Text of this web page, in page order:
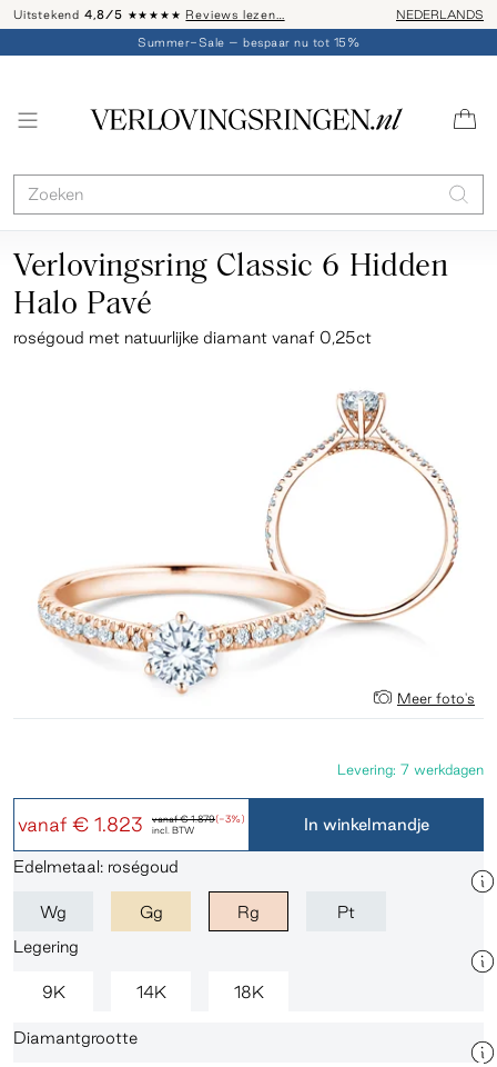
Uitstekend 4,8/5 ★★★★★ Reviews lezen… Advies: 020 -
NEDERLANDS
Summer-Sale – bespaar nu tot 15%
Verlovingsring Classic 6 Hidden
Halo Pavé
roségoud met natuurlijke diamant vanaf 0,25ct
Meer foto's
vanaf€ 1.879(-3%)
vanaf € 1.823 incl. BTW
Levering: 7 werkdagen
In winkelmandje
Edelmetaal: roségoud
Wg Gg Rg
Pt
Legering
9K 14K 18K
Diamantgrootte